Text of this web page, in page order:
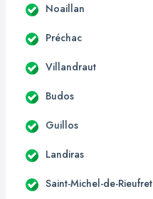
Noaillan
Préchac
Villandraut
Budos
Guillos
Landiras
Saint-Michel-de-Rieufret